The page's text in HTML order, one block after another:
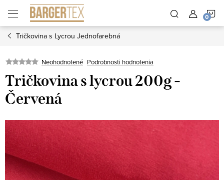
obsah
Tričkovina s Lycrou Jednofarebná
Neohodnotené Podrobnosti hodnotenia
Tričkovina s lycrou 200g -
Červená